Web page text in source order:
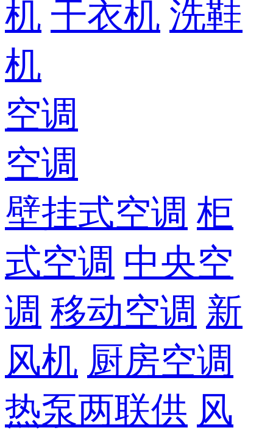
机 干衣机 洗鞋
机
空调
空调
壁挂式空调 柜
式空调 中央空
调 移动空调 新
风机 厨房空调
热泵两联供 风